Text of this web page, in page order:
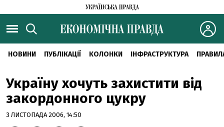
НОВИНИ ПУБЛІКАЦІЇ КОЛОНКИ ІНФРАСТРУКТУРА
Україну хочуть захистити від
закордонного цукру
3 ЛИСТОПАДА 2006, 14:50